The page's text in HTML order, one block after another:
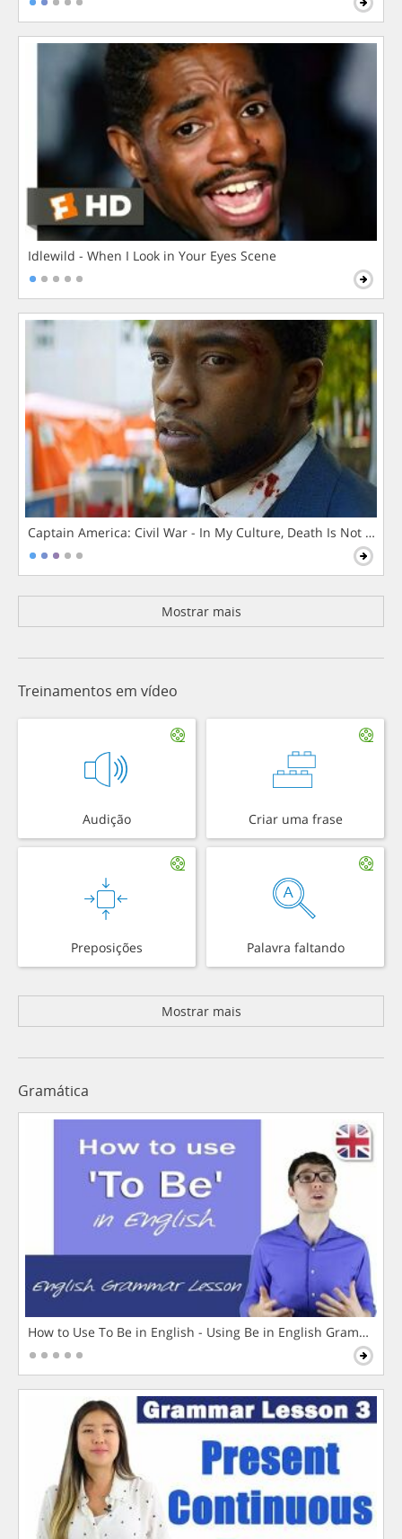
Idlewild - When I Look in Your Eyes Scene
Captain America: Civil War - In My Culture, Death Is Not The
Mostrar mais
Treinamentos em vídeo
Audição Criar uma frase
Preposições Palavra faltando
Mostrar mais
Gramática
How to Use To Be in English - Using Be in English Grammar